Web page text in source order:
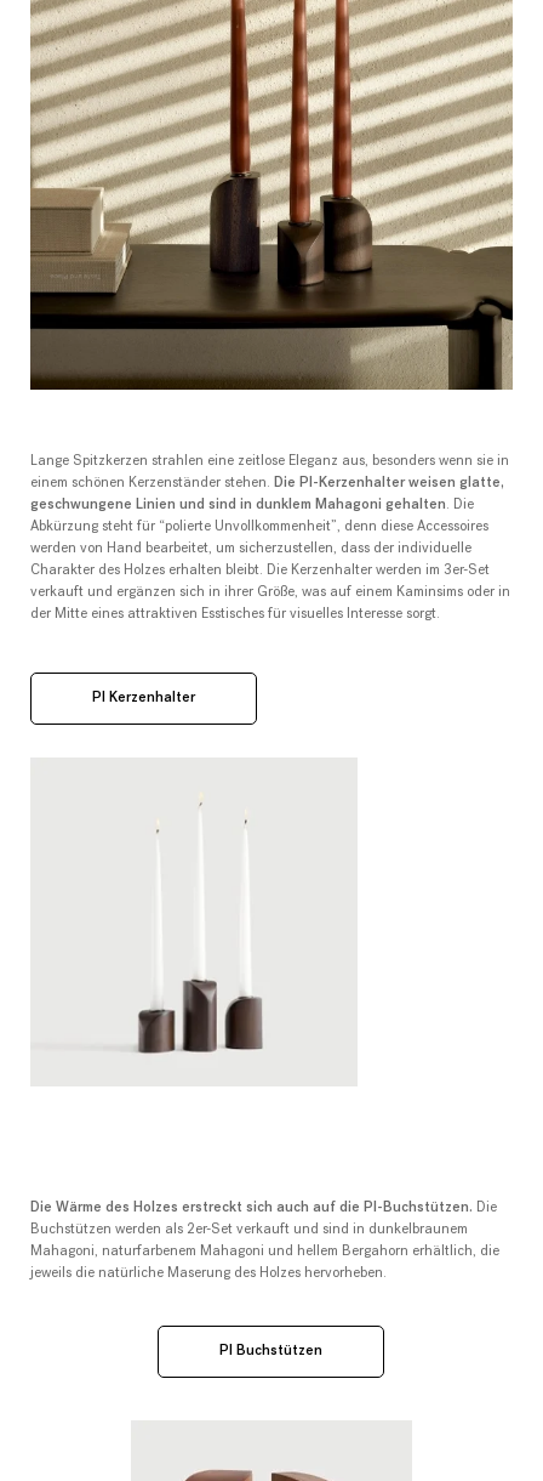
Lange Spitzkerzen strahlen eine zeitlose Eleganz aus, besonders wenn sie in
einem schönen Kerzenständer stehen. Die PI-Kerzenhalter weisen glatte,
geschwungene Linien und sind in dunklem Mahagoni gehalten. Die
Abkürzung steht für “polierte Unvollkommenheit”, denn diese Accessoires
werden von Hand bearbeitet, um sicherzustellen, dass der individuelle
Charakter des Holzes erhalten bleibt. Die Kerzenhalter werden im 3er-Set
verkauft und ergänzen sich in ihrer Größe, was auf einem Kaminsims oder in
der Mitte eines attraktiven Esstisches für visuelles Interesse sorgt.
PI Kerzenhalter
Die Wärme des Holzes erstreckt sich auch auf die PI-Buchstützen. Die
Buchstützen werden als 2er-Set verkauft und sind in dunkelbraunem
Mahagoni, naturfarbenem Mahagoni und hellem Bergahorn erhältlich, die
jeweils die natürliche Maserung des Holzes hervorheben.
PI Buchstützen